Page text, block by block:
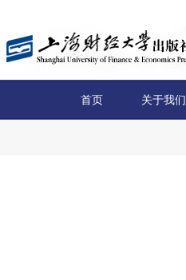
首页 关于我们